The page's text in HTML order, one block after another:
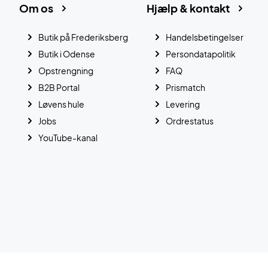
Hjælp & kontakt
Handelsbetingelser
Persondatapolitik
FAQ
Prismatch
Levering
Ordrestatus
Om os
Butik på Frederiksberg
Butik i Odense
Opstrengning
B2B Portal
Løvens hule
Jobs
YouTube-kanal